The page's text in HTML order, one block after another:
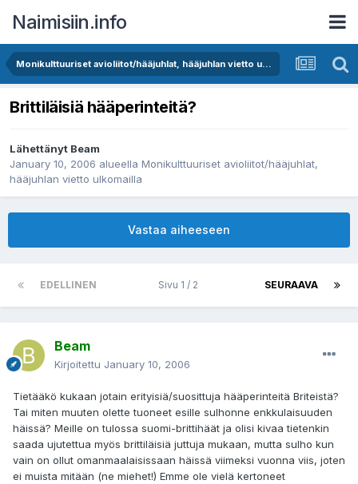
Naimisiin.info
Monikulttuuriset avioliitot/hääjuhlat, hääjuhlan vietto ulkomailla
Brittiläisiä hääperinteitä?
Lähettänyt Beam
January 10, 2006 alueella Monikulttuuriset avioliitot/hääjuhlat,
hääjuhlan vietto ulkomailla
Vastaa aiheeseen
EDELLINEN SEURAAVA
Sivu 1 / 2
Beam
Kirjoitettu January 10, 2006
Tietääkö kukaan jotain erityisiä/suosittuja hääperinteitä Briteistä?
Tai miten muuten olette tuoneet esille sulhonne enkkulaisuuden
häissä? Meille on tulossa suomi-brittihäät ja olisi kivaa tietenkin
saada ujutettua myös brittiläisiä juttuja mukaan, mutta sulho kun
vain on ollut omanmaalaisissaan häissä viimeksi vuonna viis, joten
ei muista mitään (ne miehet!) Emme ole vielä kertoneet